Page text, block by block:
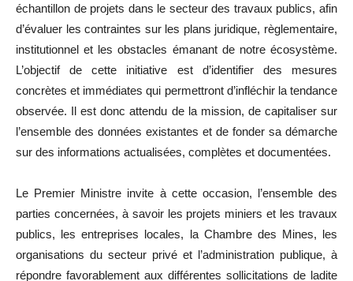
échantillon de projets dans le secteur des travaux publics, afin
d’évaluer les contraintes sur les plans juridique, règlementaire,
institutionnel et les obstacles émanant de notre écosystème.
L’objectif de cette initiative est d’identifier des mesures
concrètes et immédiates qui permettront d’infléchir la tendance
observée. Il est donc attendu de la mission, de capitaliser sur
l’ensemble des données existantes et de fonder sa démarche
sur des informations actualisées, complètes et documentées.
Le Premier Ministre invite à cette occasion, l’ensemble des
parties concernées, à savoir les projets miniers et les travaux
publics, les entreprises locales, la Chambre des Mines, les
organisations du secteur privé et l’administration publique, à
répondre favorablement aux différentes sollicitations de ladite